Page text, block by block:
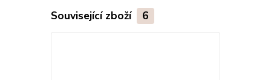
Související zboží 6